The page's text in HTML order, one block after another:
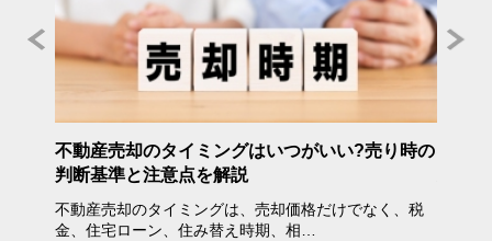
不動産売却のタイミングはいつがいい?売り時の
判断基準と注意点を解説
不動産売却のタイミングは、売却価格だけでなく、税
金、住宅ローン、住み替え時期、相…